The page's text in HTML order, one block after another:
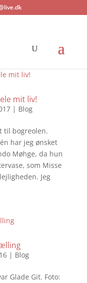
mit liv!
| Blog
til bogreolen.
har jeg ønsket
Møhge, da hun
som Misse
Jeg
| Blog
Glade Git. Foto: